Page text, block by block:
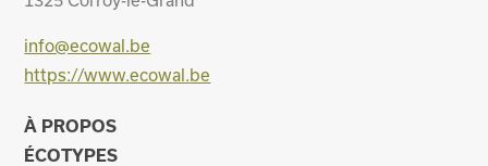
info@ecowal.be
https://www.ecowal.be
À PROPOS
ÉCOTYPES